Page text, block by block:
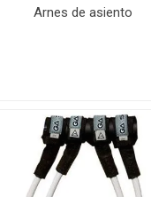
Arnes de asiento